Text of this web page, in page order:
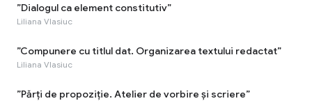
”Dialogul ca element constitutiv”
Liliana Vlasiuc
”Compunere cu titlul dat. Organizarea textului redactat”
Liliana Vlasiuc
”Părți de propoziție. Atelier de vorbire și scriere”